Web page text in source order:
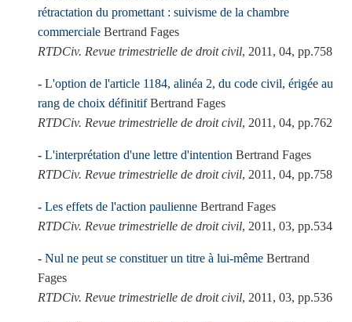
rétractation du promettant : suivisme de la chambre
commerciale Bertrand Fages
RTDCiv. Revue trimestrielle de droit civil, 2011, 04, pp.758
L'option de l'article 1184, alinéa 2, du code civil, érigée au
rang de choix définitif Bertrand Fages
RTDCiv. Revue trimestrielle de droit civil, 2011, 04, pp.762
L'interprétation d'une lettre d'intention Bertrand Fages
RTDCiv. Revue trimestrielle de droit civil, 2011, 04, pp.758
Les effets de l'action paulienne Bertrand Fages
RTDCiv. Revue trimestrielle de droit civil, 2011, 03, pp.534
Nul ne peut se constituer un titre à lui-même Bertrand
Fages
RTDCiv. Revue trimestrielle de droit civil, 2011, 03, pp.536